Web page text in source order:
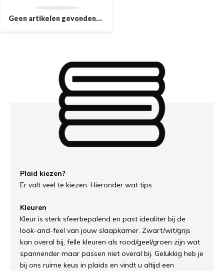
Geen artikelen gevonden...
Plaid kiezen?
Er valt veel te kiezen. Hieronder wat tips.
Kleuren
Kleur is sterk sfeerbepalend en past idealiter bij de
look-and-feel van jouw slaapkamer. Zwart/wit/grijs
kan overal bij, felle kleuren als rood/geel/groen zijn wat
spannender maar passen niet overal bij. Gelukkig heb je
bij ons ruime keus in plaids en vindt u altijd een